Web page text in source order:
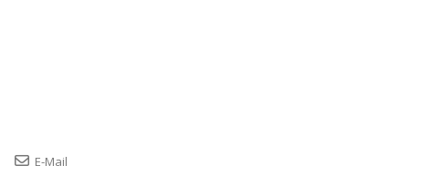
E-Mail